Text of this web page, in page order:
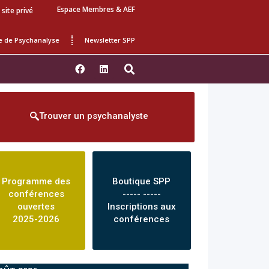
site privé Espace Membres & AEF
de Psychanalyse Newsletter SPP
Trouver un psychanalyste
Programme des
conférences
ouvertes
2025-2026
Boutique SPP
----- -----
Inscriptions aux
conférences